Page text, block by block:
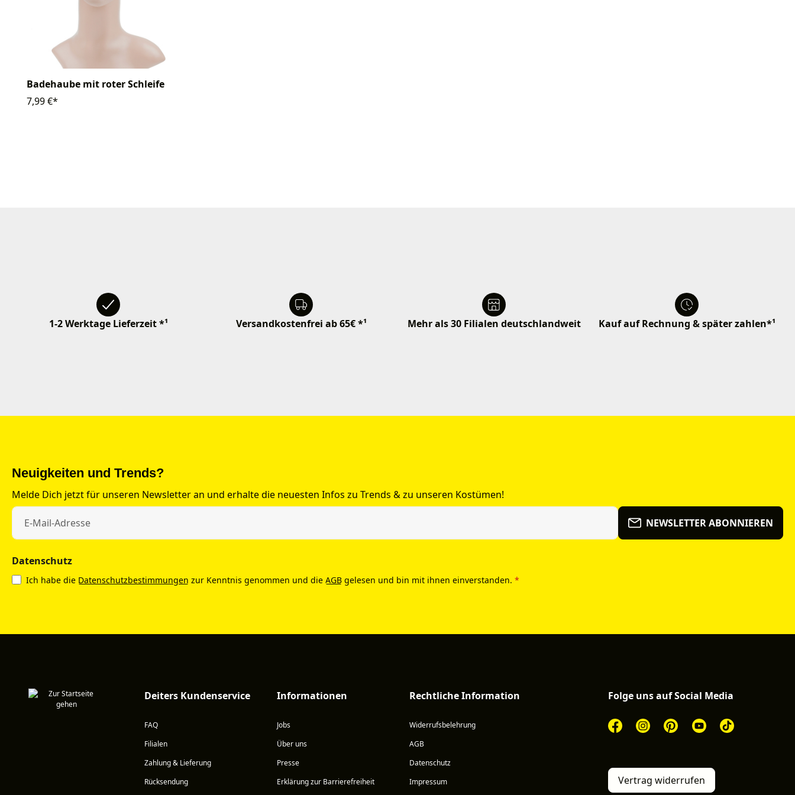
Badehaube mit roter Schleife
7,99 €*
1-2 Werktage Lieferzeit *¹ Versandkostenfrei ab 65€ *¹ Mehr als 30 Filialen deutschlandweit Kauf auf Rechnung & später zahlen*¹
Neuigkeiten und Trends?
Melde Dich jetzt für unseren Newsletter an und erhalte die neuesten Infos zu Trends & zu unseren Kostümen!
NEWSLETTER ABONNIEREN
Datenschutz
Ich habe die Datenschutzbestimmungen zur Kenntnis genommen und die AGB gelesen und bin mit ihnen einverstanden. *
Deiters Kundenservice
FAQ
Filialen
Zahlung & Lieferung
Rücksendung
Informationen
Jobs
Über uns
Presse
Erklärung zur Barrierefreiheit
Rechtliche Information
Widerrufsbelehrung
AGB
Datenschutz
Impressum
Folge uns auf Social Media
Vertrag widerrufen